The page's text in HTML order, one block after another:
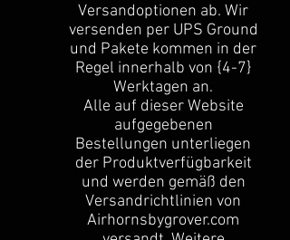
Versandoptionen ab. Wir
versenden per UPS Ground
und Pakete kommen in der
Regel innerhalb von {4-7}
Werktagen an.
Alle auf dieser Website
aufgegebenen
Bestellungen unterliegen
der Produktverfügbarkeit
und werden gemäß den
Versandrichtlinien von
Airhornsbygrover.com